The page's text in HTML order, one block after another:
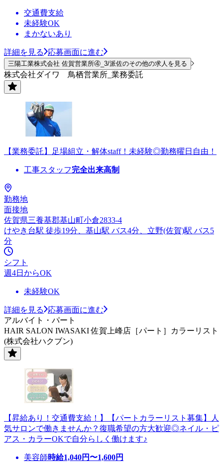
交通費支給
未経験OK
まかないあり
詳細を見る 応募画面に進む
三陽工業株式会社 佐賀営業所④_3/派佐のその他の求人を見る
株式会社ダイワ 鳥栖営業所_業務委託
【業務委託】足場組立・解体staff！未経験◎勤務曜日自由！
工事スタッフ完全出来高制
勤務地
面接地
佐賀県三養基郡基山町小倉2833-4
けやき台駅 徒歩19分、基山駅 バス4分、立野(佐賀)駅 バス5
分
シフト
週4日からOK
未経験OK
詳細を見る
応募画面に進む
アルバイト・パート
HAIR SALON IWASAKI 佐賀上峰店［パート］カラーリスト
(株式会社ハクブン)
【昇給あり！交通費支給！】【パートカラーリスト募集】人
気サロンで働きませんか？復職希望の方大歓迎◎ネイル・ピ
アス・カラーOKで自分らしく働けます♪
美容師時給1,040円〜1,600円